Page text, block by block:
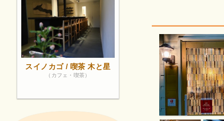
スイノカゴ / 喫茶 木と星
（カフェ・喫茶）